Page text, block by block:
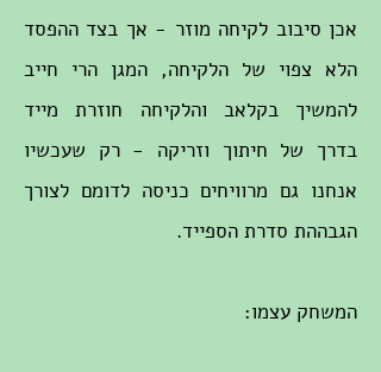
אכן סיבוב לקיחה מוזר - אך בצד ההפסד
הלא צפוי של הלקיחה, המגן הרי חייב
להמשיך בקלאב והלקיחה חוזרת מייד
בדרך של חיתוך וזריקה - רק שעכשיו
אנחנו גם מרוויחים כניסה לדומם לצורך
הגבההת סדרת הספייד.
המשחק עצמו: